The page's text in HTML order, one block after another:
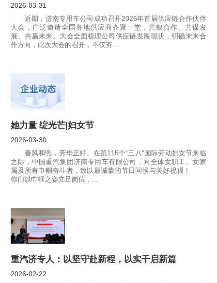
2026-03-31
近期，济南专用车公司成功召开2026年首届供应链合作伙伴
大会，广泛邀请全国各地供应商齐聚一堂，共叙合作、共谋发
展、共赢未来。大会全面梳理公司供应链发展现状，明确未来合
作方向，此次大会的召开，不仅夯...
她力量 绽光芒|妇女节
2026-03-30
春风和煦，芳华正好。在第115个“三八”国际劳动妇女节来临
之际，中国重汽集团济南专用车有限公司，向全体女职工、女家
属及所有巾帼奋斗者，致以最诚挚的节日问候与美好祝福！
你们以巾帼之姿立足岗位，...
重汽济专人：以坚守赴新程，以实干启新篇
2026-02-22